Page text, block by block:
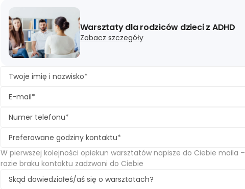
Warsztaty dla rodziców dzieci z ADHD
Zobacz szczegóły
Twoje imię i nazwisko*
E-mail*
Numer telefonu*
Preferowane godziny kontaktu*
W pierwszej kolejności opiekun warsztatów napisze do Ciebie maila
razie braku kontaktu zadzwoni do Ciebie
Skąd dowiedziałeś/aś się o warsztatach?